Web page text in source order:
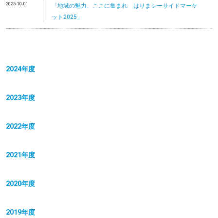
2025-10-01
「地域の魅力、ここに集まれ はりまシーサイドマーケ
ット2025」
2024年度
2023年度
2022年度
2021年度
2020年度
2019年度